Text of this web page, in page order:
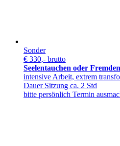
Sonder
€ 330,- brutto
Seelentauchen oder
intensive Arbeit, extrem
Dauer Sitzung ca. 2 Std
bitte persönlich Termin